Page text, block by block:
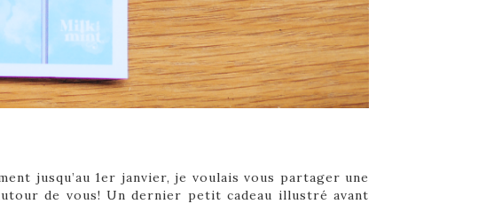
jusqu’au 1er janvier, je voulais vous partager une
de vous! Un dernier petit cadeau illustré avant